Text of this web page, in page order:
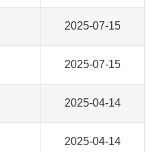
2025-07-15
2025-07-15
2025-04-14
2025-04-14